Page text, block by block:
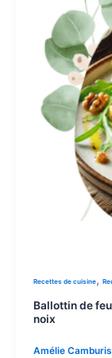
Recettes de cuisine,
Ballottin de
noix
Amélie